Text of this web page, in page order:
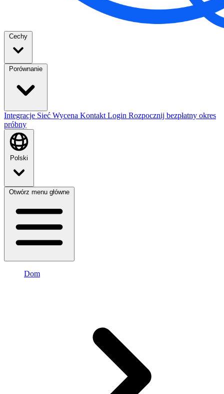
Cechy
Porównanie
Integracje Sieć Wycena Kontakt Login Rozpocznij bezpłatny okres
próbny
Polski
Otwórz menu główne
Dom